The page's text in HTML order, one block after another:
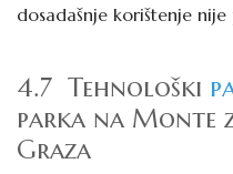
dosadašnje korištenje nije
4.7 Tehnološki
parka na Monte
Graza